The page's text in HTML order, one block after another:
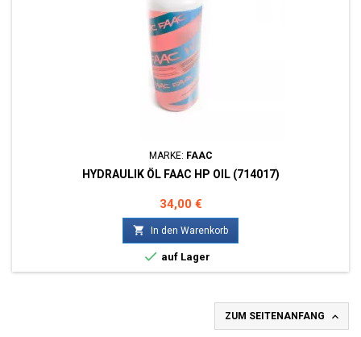
MARKE: FAAC
HYDRAULIK ÖL FAAC HP OIL (714017)
Preis
34,00 €
 In den Warenkorb
 auf Lager
ZUM SEITENANFANG 